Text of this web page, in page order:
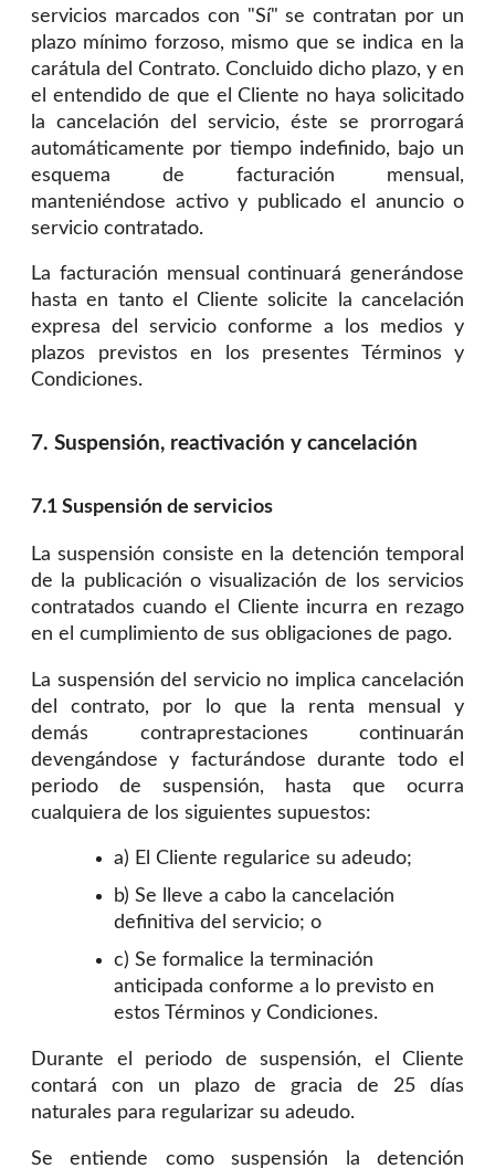
servicios marcados con "Sí" se contratan por un
plazo mínimo forzoso, mismo que se indica en la
carátula del Contrato. Concluido dicho plazo, y en
el entendido de que el Cliente no haya solicitado
la cancelación del servicio, éste se prorrogará
automáticamente por tiempo indefinido, bajo un
esquema de facturación mensual,
manteniéndose activo y publicado el anuncio o
servicio contratado.
La facturación mensual continuará generándose
hasta en tanto el Cliente solicite la cancelación
expresa del servicio conforme a los medios y
plazos previstos en los presentes Términos y
Condiciones.
7. Suspensión, reactivación y cancelación
7.1 Suspensión de servicios
La suspensión consiste en la detención temporal
de la publicación o visualización de los servicios
contratados cuando el Cliente incurra en rezago
en el cumplimiento de sus obligaciones de pago.
La suspensión del servicio no implica cancelación
del contrato, por lo que la renta mensual y
demás contraprestaciones continuarán
devengándose y facturándose durante todo el
periodo de suspensión, hasta que ocurra
cualquiera de los siguientes supuestos:
a) El Cliente regularice su adeudo;
b) Se lleve a cabo la cancelación
definitiva del servicio; o
c) Se formalice la terminación
anticipada conforme a lo previsto en
estos Términos y Condiciones.
Durante el periodo de suspensión, el Cliente
contará con un plazo de gracia de 25 días
naturales para regularizar su adeudo.
Se entiende como suspensión la detención